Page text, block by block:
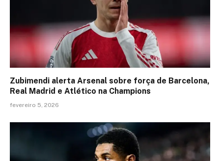
Zubimendi alerta Arsenal sobre força de Barcelona,
Real Madrid e Atlético na Champions
fevereiro 5, 2026